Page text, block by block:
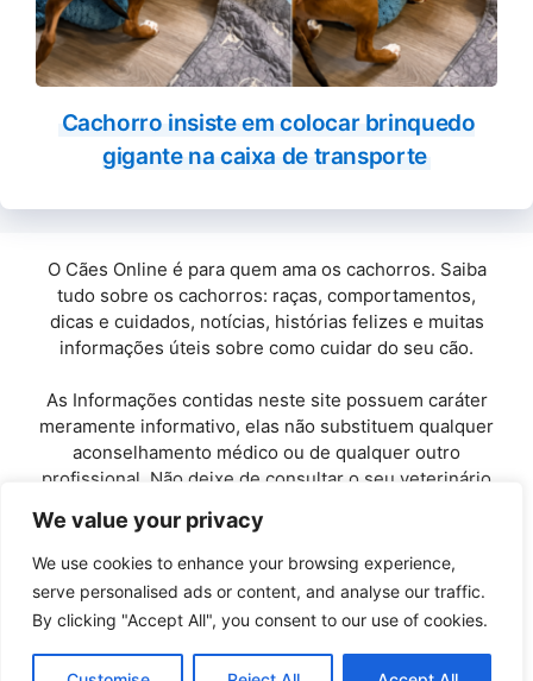
We value your privacy
We use cookies to enhance your browsing experience,
serve personalised ads or content, and analyse our traffic.
By clicking "Accept All", you consent to our use of cookies.
Cachorro insiste em colocar brinquedo
gigante na caixa de transporte
O Cães Online é para quem ama os cachorros. Saiba
tudo sobre os cachorros: raças, comportamentos,
dicas e cuidados, notícias, histórias felizes e muitas
informações úteis sobre como cuidar do seu cão.
As Informações contidas neste site possuem caráter
meramente informativo, elas não substituem qualquer
aconselhamento médico ou de qualquer outro
profissional. Não deixe de consultar o seu veterinário
Copyright© 2010 / 2026 · Cães Online - Todos os
direitos reservados.
Políticas de Privacidade